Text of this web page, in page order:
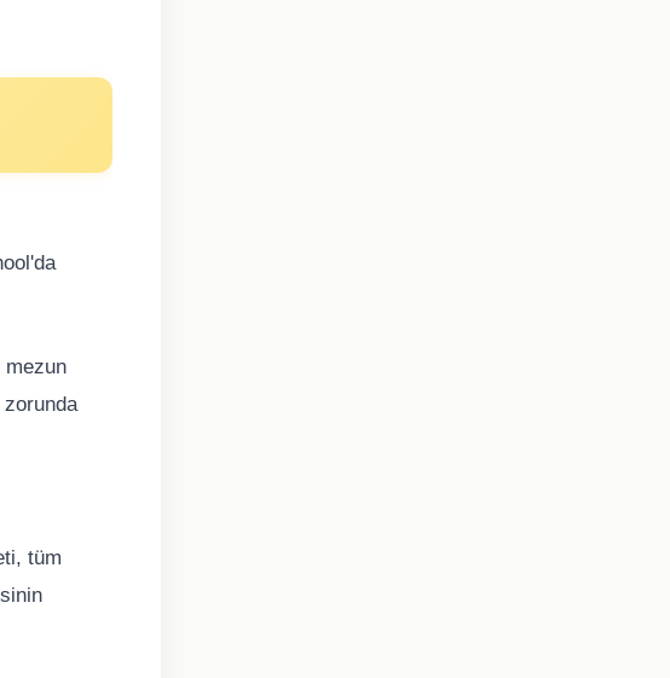
mezun
zorunda
tüm